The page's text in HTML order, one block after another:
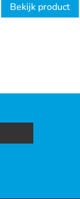
Bekijk product